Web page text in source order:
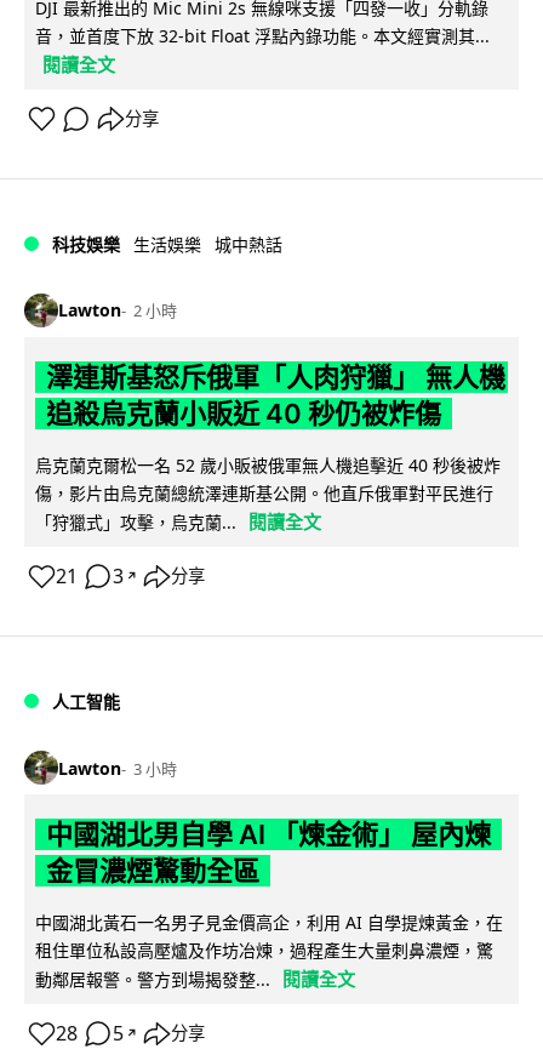
DJI 最新推出的 Mic Mini 2s 無線咪支援「四發一收」分軌錄
音，並首度下放 32-bit Float 浮點內錄功能。本文經實測其...
閱讀全文
分享
科技娛樂 生活娛樂 城中熱話
Lawton 2 小時
澤連斯基怒斥俄軍「人肉狩獵」 無人機
追殺烏克蘭小販近 40 秒仍被炸傷
烏克蘭克爾松一名 52 歲小販被俄軍無人機追擊近 40 秒後被炸
傷，影片由烏克蘭總統澤連斯基公開。他直斥俄軍對平民進行
「狩獵式」攻擊，烏克蘭...
閱讀全文
21 3 ↗ 分享
人工智能
Lawton 3 小時
中國湖北男自學 AI 「煉金術」 屋內煉
金冒濃煙驚動全區
中國湖北黃石一名男子見金價高企，利用 AI 自學提煉黃金，在
租住單位私設高壓爐及作坊冶煉，過程產生大量刺鼻濃煙，驚
動鄰居報警。警方到場揭發整...
閱讀全文
28 5 ↗ 分享